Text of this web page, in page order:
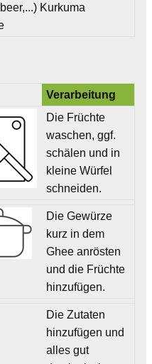
Kurkuma
Verarbeitung
Die Früchte
waschen, ggf.
schälen und in
kleine Würfel
schneiden.
Die Gewürze
kurz in dem
Ghee anrösten
und die Früchte
hinzufügen.
Die Zutaten
hinzufügen und
alles gut